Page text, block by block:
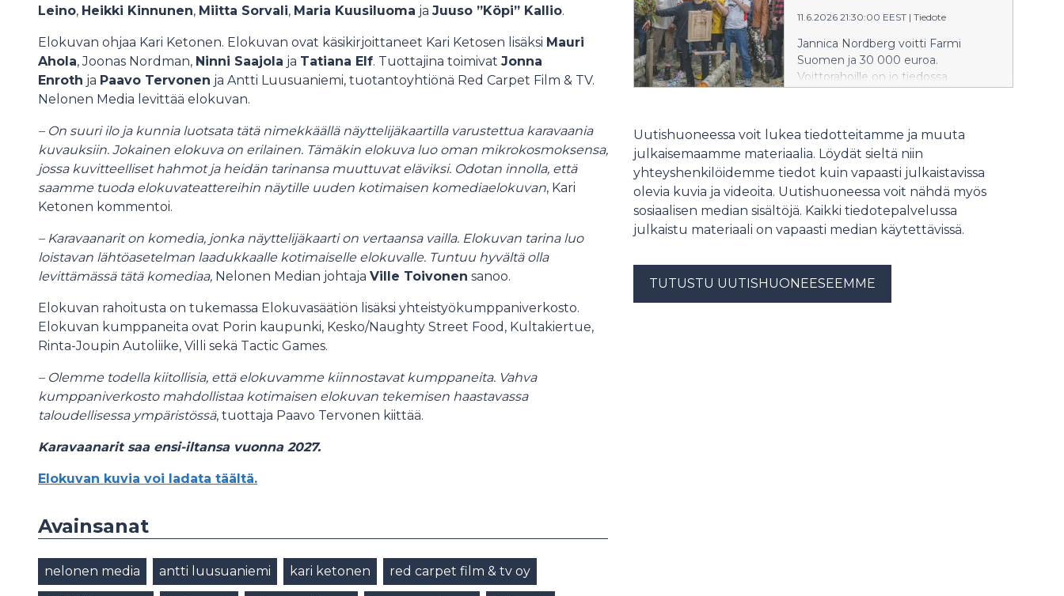
Leino, Heikki Kinnunen, Miitta Sorvali, Maria Kuusiluoma ja Juuso ”Köpi” Kallio.
Elokuvan ohjaa Kari Ketonen. Elokuvan ovat käsikirjoittaneet Kari Ketosen lisäksi Mauri
Ahola, Joonas Nordman, Ninni Saajola ja Tatiana Elf. Tuottajina toimivat Jonna
Enroth ja Paavo Tervonen ja Antti Luusuaniemi, tuotantoyhtiönä Red Carpet Film & TV.
Nelonen Media levittää elokuvan.
– On suuri ilo ja kunnia luotsata tätä nimekkäällä näyttelijäkaartilla varustettua karavaania
kuvauksiin. Jokainen elokuva on erilainen. Tämäkin elokuva luo oman mikrokosmoksensa,
jossa kuvitteelliset hahmot ja heidän tarinansa muuttuvat eläviksi. Odotan innolla, että
saamme tuoda elokuvateattereihin näytille uuden kotimaisen komediaelokuvan, Kari
Ketonen kommentoi.
– Karavaanarit on komedia, jonka näyttelijäkaarti on vertaansa vailla. Elokuvan tarina luo
loistavan lähtöasetelman laadukkaalle kotimaiselle elokuvalle. Tuntuu hyvältä olla
levittämässä tätä komediaa, Nelonen Median johtaja Ville Toivonen sanoo.
Elokuvan rahoitusta on tukemassa Elokuvasäätiön lisäksi yhteistyökumppaniverkosto.
Elokuvan kumppaneita ovat Porin kaupunki, Kesko/Naughty Street Food, Kultakiertue,
Rinta-Joupin Autoliike, Villi sekä Tactic Games.
– Olemme todella kiitollisia, että elokuvamme kiinnostavat kumppaneita. Vahva
kumppaniverkosto mahdollistaa kotimaisen elokuvan tekemisen haastavassa
taloudellisessa ympäristössä, tuottaja Paavo Tervonen kiittää.
Karavaanarit saa ensi-iltansa vuonna 2027.
Elokuvan kuvia voi ladata täältä.
Avainsanat
nelonen media antti luusuaniemi kari ketonen red carpet film & tv oy
11.6.2026 21:30:00 EEST | Tiedote
Jannica Nordberg voitti Farmi
Suomen ja 30 000 euroa.
Voittorahoille on jo tiedossa
Uutishuoneessa voit lukea tiedotteitamme ja muuta
julkaisemaamme materiaalia. Löydät sieltä niin
yhteyshenkilöidemme tiedot kuin vapaasti julkaistavissa
olevia kuvia ja videoita. Uutishuoneessa voit nähdä myös
sosiaalisen median sisältöjä. Kaikki tiedotepalvelussa
julkaistu materiaali on vapaasti median käytettävissä.
TUTUSTU UUTISHUONEESEEMME